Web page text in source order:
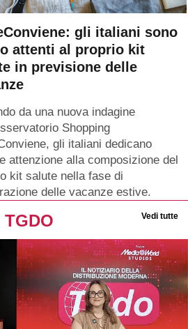
gli italiani sono
attenti al proprio kit
in previsione delle
da una nuova indagine
Shopping
gli italiani dedicano
attenzione alla composizione del
kit salute nella fase di
delle vacanze estive.
TGDO Vedi tutte